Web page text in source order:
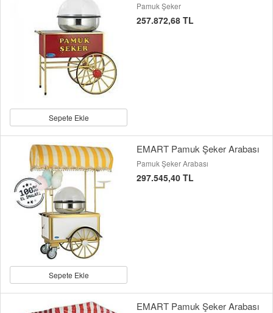
Sepete Ekle
Pamuk Şeker
257.872,68 TL
Sepete Ekle
EMART Pamuk Şeker Arabası
Pamuk Şeker Arabası
297.545,40 TL
EMART Pamuk Şeker Arabası